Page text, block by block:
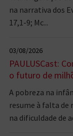
na narrativa dos
17,1-9; Mc...
03/08/2026
PAULUSCast:
o futuro de
A pobreza na
resume à falta de
na dificuldade de